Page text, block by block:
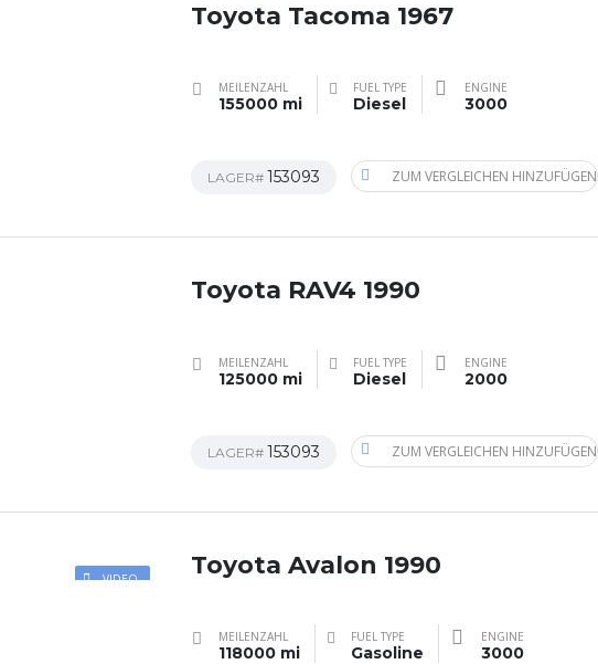
Toyota Tacoma 1967
MEILENZAHL
155000 mi
FUEL TYPE
Diesel
ENGINE
3000
LAGER# 153093 ZUM VERGLEICHEN HINZUFÜGEN
Toyota RAV4 1990
MEILENZAHL
125000 mi
FUEL TYPE
Diesel
ENGINE
2000
LAGER# 153093 ZUM VERGLEICHEN HINZUFÜGEN
VIDEO Toyota Avalon 1990
MEILENZAHL
118000 mi
FUEL TYPE
Gasoline
ENGINE
3000